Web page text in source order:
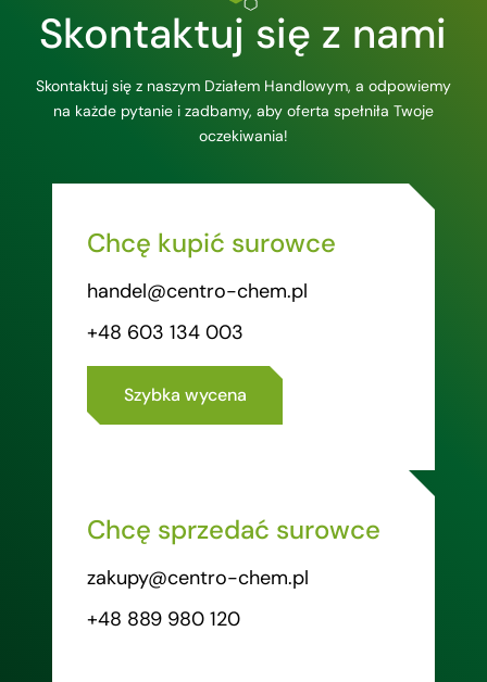
Skontaktuj się z nami
Skontaktuj się z naszym Działem Handlowym, a odpowiemy
na każde pytanie i zadbamy, aby oferta spełniła Twoje
oczekiwania!
Chcę kupić surowce
handel@centro-chem.pl
+48 603 134 003
Szybka wycena
Chcę sprzedać surowce
zakupy@centro-chem.pl
+48 889 980 120